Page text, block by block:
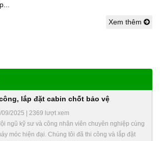
Xem thêm
lắp đặt cabin chốt bảo vệ
09/2025 | 2369 lượt xem
ngũ kỹ sư và công nhân viên chuyên nghiệp cùng
móc hiện đại. Chúng tôi đã thi công và lắp đặt